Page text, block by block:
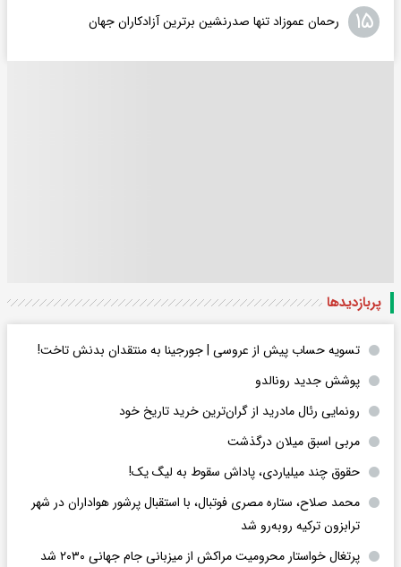
۱۵ رحمان عموزاد تنها صدرنشین برترین آزادکاران جهان
پربازدید‌ها
تسویه حساب پیش از عروسی | جورجینا به منتقدان بدنش تاخت!
پوشش جدید رونالدو
رونمایی رئال مادرید از گران‌ترین خرید تاریخ خود
مربی اسبق میلان درگذشت
حقوق چند میلیاردی، پاداش سقوط به لیگ یک!
محمد صلاح، ستاره مصری فوتبال، با استقبال پرشور هواداران در شهر
ترابزون ترکیه روبه‌رو شد
پرتغال خواستار محرومیت مراکش از میزبانی جام جهانی ۲۰۳۰ شد